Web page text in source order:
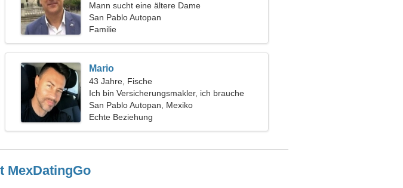
Mann sucht eine ältere Dame
San Pablo Autopan
Familie
Mario
43 Jahre, Fische
Ich bin Versicherungsmakler, ich brauche
eine coole Frau
San Pablo Autopan, Mexiko
Echte Beziehung
MexDatingGo